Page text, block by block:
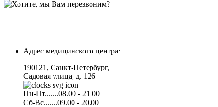
Адрес медицинского центра:
190121, Санкт-Петербург,
Садовая улица, д. 126
Пн-Пт.......08.00 - 21.00
Сб-Вс.......09.00 - 20.00